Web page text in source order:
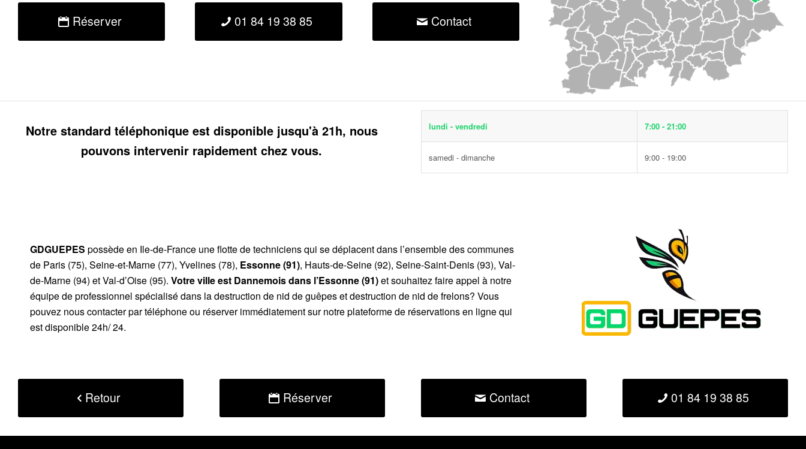
Réserver 01 84 19 38 85 Contact
Notre standard téléphonique est disponible jusqu'à 21h, nous
pouvons intervenir rapidement chez vous.
lundi - vendredi 7:00 - 21:00
samedi - dimanche 9:00 - 19:00
GDGUEPES possède en Ile-de-France une flotte de techniciens qui se déplacent dans l’ensemble des communes
de Paris (75), Seine-et-Marne (77), Yvelines (78), Essonne (91), Hauts-de-Seine (92), Seine-Saint-Denis (93), Val-
de-Marne (94) et Val-d’Oise (95). Votre ville est Dannemoisdans l’Essonne (91)et souhaitez faire appel à notre
équipe de professionnel spécialisé dans la destruction de nid de guêpes et destruction de nid de frelons? Vous
pouvez nous contacter par téléphone ou réserver immédiatement sur notre plateforme de réservations en ligne qui
est disponible 24h/ 24.
Retour Réserver Contact 01 84 19 38 85